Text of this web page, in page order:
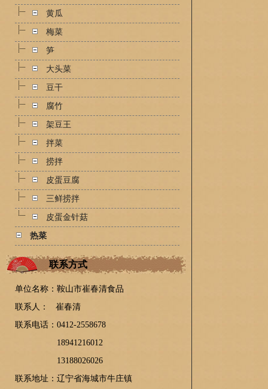
黄瓜
梅菜
笋
大头菜
豆干
腐竹
架豆王
拌菜
捞拌
皮蛋豆腐
三鲜捞拌
皮蛋金针菇
热菜
联系方式
单位名称：鞍山市崔春清食品
联系人：
崔春清
联系电话：0412-2558678
18941216012
13188026026
联系地址： 辽宁省海城市牛庄镇